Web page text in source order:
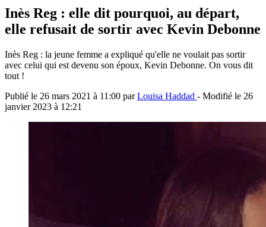
Inès Reg : elle dit pourquoi, au départ,
elle refusait de sortir avec Kevin Debonne
Inès Reg : la jeune femme a expliqué qu'elle ne voulait pas sortir
avec celui qui est devenu son époux, Kevin Debonne. On vous dit
tout !
Publié le 26 mars 2021 à 11:00 parLouisa Haddad - Modifié le 26
janvier 2023 à 12:21